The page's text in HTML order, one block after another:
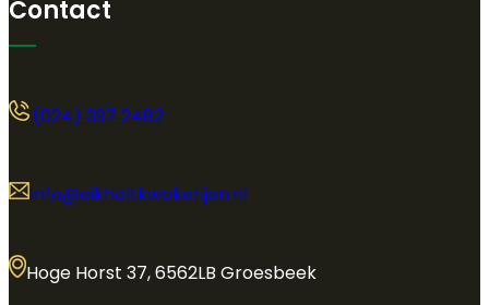
Contact
(024) 397 2482
info@eikholtkwekerijen.nl
Hoge Horst 37, 6562LB Groesbeek